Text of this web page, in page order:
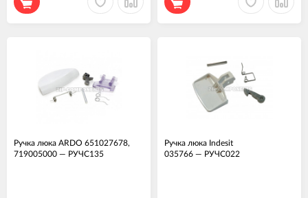
Ручка люка ARDO 651027678,
719005000 — РУЧС135
Ручка люка Indesit
035766 — РУЧС022